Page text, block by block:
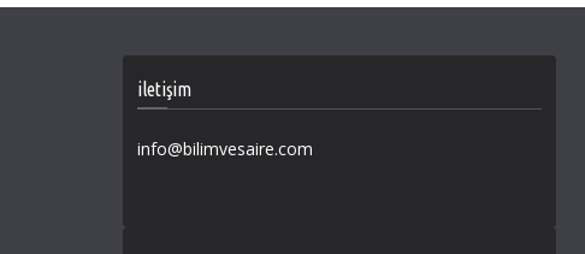
iletişim
info@bilimvesaire.com